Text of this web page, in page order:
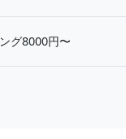
グ8000円〜